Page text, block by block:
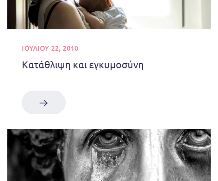
ΙΟΥΛΊΟΥ 22, 2010
Κατάθλιψη και εγκυμοσύνη